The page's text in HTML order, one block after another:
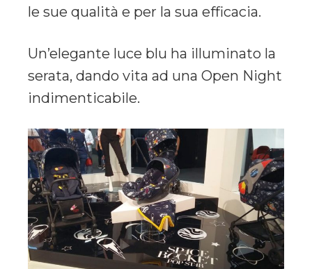
le sue qualità e per la sua efficacia.
Un’elegante luce blu ha illuminato la
serata, dando vita ad una Open Night
indimenticabile.